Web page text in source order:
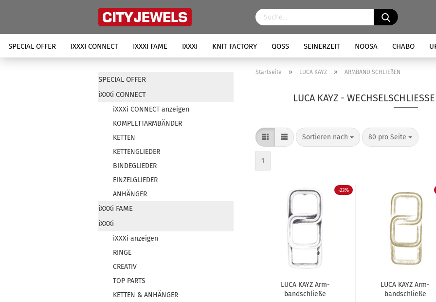
SPECIAL OFFER IXXXI CONNECT IXXXI FAME IXXXI KNIT FACTORY QOSS SEINERZEIT NOOSA CHABO
Startseite » LUCA KAYZ » ARMBAND SCHLIEßEN
LUCA KAYZ -
Sortieren nach 80 pro Seite
1
-23%
LUCA KAYZ Arm­
band­schlie­ße
LUCA KAYZ Arm­
band­schlie­ße
SPECIAL OFFER
iXXXi CONNECT
iXXXi CONNECT anzeigen
KOMPLETTARMBÄNDER
KETTEN
KETTENGLIEDER
BINDEGLIEDER
EINZELGLIEDER
ANHÄNGER
iXXXi FAME
iXXXi
iXXXi anzeigen
RINGE
CREATIV
TOP PARTS
KETTEN & ANHÄNGER